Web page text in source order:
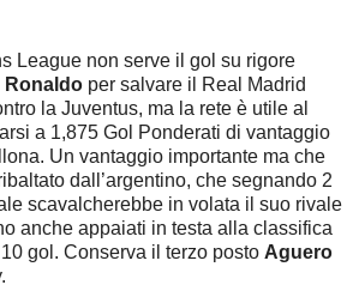
League non serve il gol su rigore
Ronaldo per salvare il Real Madrid
la Juventus, ma la rete è utile al
a 1,875 Gol Ponderati di vantaggio
Un vantaggio importante ma che
dall’argentino, che segnando 2
scavalcherebbe in volata il suo rivale
anche appaiati in testa alla classifica
gol. Conserva il terzo posto Aguero